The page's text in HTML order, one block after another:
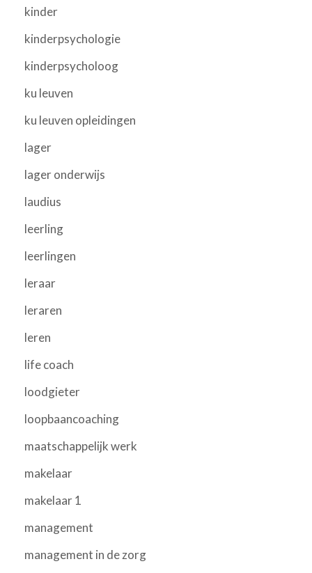
kinder
kinderpsychologie
kinderpsycholoog
ku leuven
ku leuven opleidingen
lager
lager onderwijs
laudius
leerling
leerlingen
leraar
leraren
leren
life coach
loodgieter
loopbaancoaching
maatschappelijk werk
makelaar
makelaar 1
management
management in de zorg